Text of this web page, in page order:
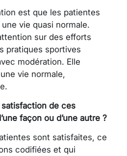
est que les patientes
vie quasi normale.
sur des efforts
pratiques sportives
modération. Elle
vie normale,
de ces
façon ou d’une autre ?
sont satisfaites, ce
codifiées et qui